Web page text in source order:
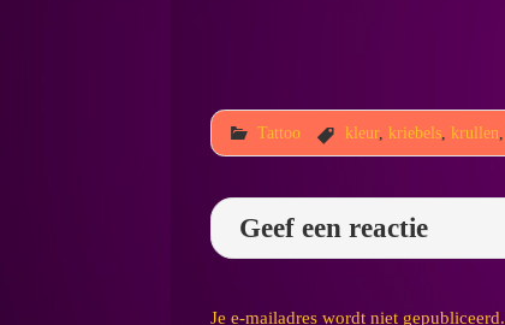
Tattoo kleur, kriebels krullen
Geef een reactie
Je e-mailadres wordt niet gepubliceerd.